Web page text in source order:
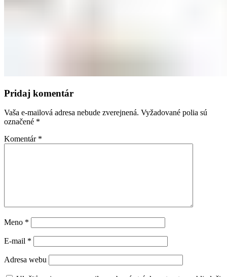
Pridaj komentár
Vaša e-mailová adresa nebude zverejnená. Vyžadované polia sú
označené *
Komentár *
Meno *
E-mail *
Adresa webu